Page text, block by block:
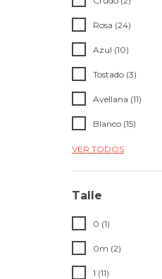
Rosa (24)
Azul (10)
Tostado (3)
Avellana (11)
Blanco (15)
VER TODOS
Talle
0 (1)
0m (2)
1 (11)